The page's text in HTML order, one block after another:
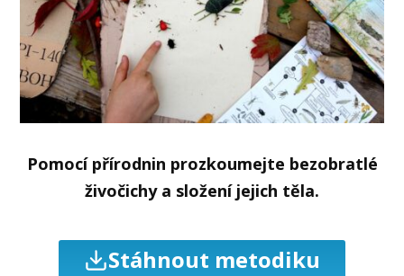
Pomocí přírodnin prozkoumejte bezobratlé
živočichy a složení jejich těla.
Stáhnout metodiku